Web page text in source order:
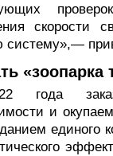
скорости
систему»,—
«зоопарка
года
и
единого